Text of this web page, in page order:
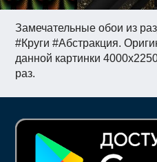
Замечательные обои из
#Круги #Абстракция.
данной картинки
раз.